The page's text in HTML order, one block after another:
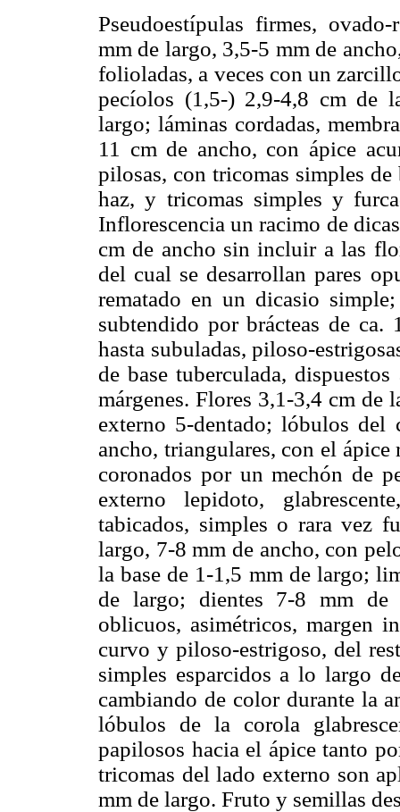
Pseudoestípulas firmes,
mm de largo, 3,5-5 mm de
folioladas, a veces con un
pecíolos (1,5-) 2,9-4,8 cm de
largo; láminas cordadas,
11 cm de ancho, con ápice
pilosas, con tricomas simples de
haz, y tricomas simples y
Inflorescencia un racimo de
cm de ancho sin incluir a las
del cual se desarrollan pares
rematado en un dicasio
subtendido por brácteas de ca.
hasta subuladas, piloso-
de base tuberculada,
márgenes. Flores 3,1-3,4 cm
externo 5-dentado; lóbulos
ancho, triangulares, con el
coronados por un mechón de
externo lepidoto,
tabicados, simples o rara vez
largo, 7-8 mm de ancho, con
la base de 1-1,5 mm de largo;
de largo; dientes 7-8 mm de
oblicuos, asimétricos, margen
curvo y piloso-estrigoso, del
simples esparcidos a lo largo
cambiando de color durante la
lóbulos de la corola
papilosos hacia el ápice tanto
tricomas del lado externo son
mm de largo. Fruto y semillas